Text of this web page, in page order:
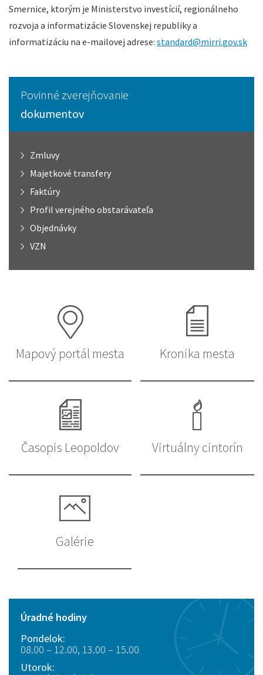
Smernice, ktorým je Ministerstvo investícií, regionálneho
rozvoja a informatizácie Slovenskej republiky a
informatizáciu na e-mailovej adrese: standard@mirri.gov.sk
Povinné zverejňovanie
dokumentov
Zmluvy
Majetkové transfery
Faktúry
Profil verejného obstarávateľa
Objednávky
VZN
Mapový portál mesta Kronika mesta
Časopis Leopoldov Virtuálny cintorín
Galérie
Úradné hodiny
Pondelok:
08.00 – 12.00, 13.00 – 15.00
Utorok: